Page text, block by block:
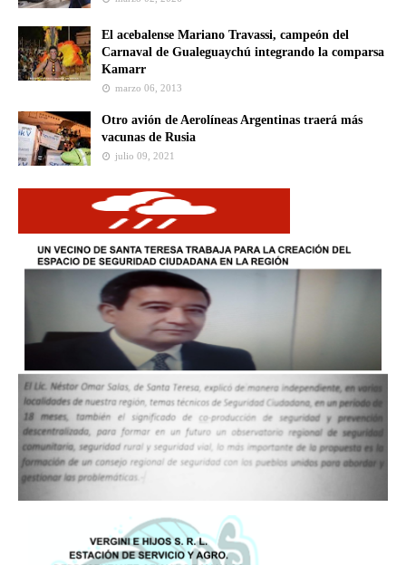
El acebalense Mariano Travassi, campeón del
Carnaval de Gualeguaychú integrando la comparsa
Kamarr
marzo 06, 2013
Otro avión de Aerolíneas Argentinas traerá más
vacunas de Rusia
julio 09, 2021